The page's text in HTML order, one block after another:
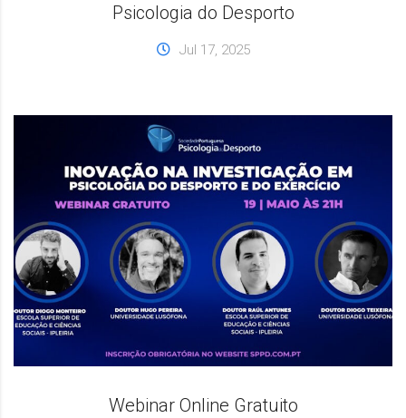
Psicologia do Desporto
Jul 17, 2025
Webinar Online Gratuito